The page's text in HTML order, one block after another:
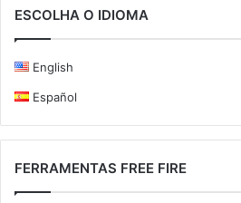
ESCOLHA O IDIOMA
English
Español
FERRAMENTAS FREE FIRE